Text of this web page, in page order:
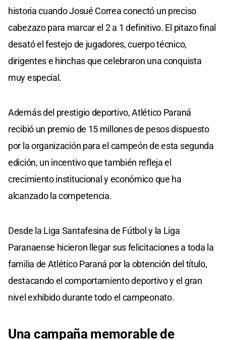
historia cuando Josué Correa conectó un preciso
cabezazo para marcar el 2 a 1 definitivo. El pitazo final
desató el festejo de jugadores, cuerpo técnico,
dirigentes e hinchas que celebraron una conquista
muy especial.
Además del prestigio deportivo, Atlético Paraná
recibió un premio de 15 millones de pesos dispuesto
por la organización para el campeón de esta segunda
edición, un incentivo que también refleja el
crecimiento institucional y económico que ha
alcanzado la competencia.
Desde la Liga Santafesina de Fútbol y la Liga
Paranaense hicieron llegar sus felicitaciones a toda la
familia de Atlético Paraná por la obtención del título,
destacando el comportamiento deportivo y el gran
nivel exhibido durante todo el campeonato.
Una campaña memorable de